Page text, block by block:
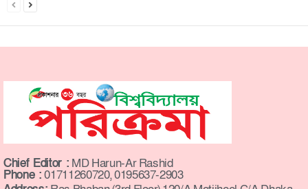
Chief Editor : MD Harun-Ar Rashid
Phone :01711260720, 0195637-2903